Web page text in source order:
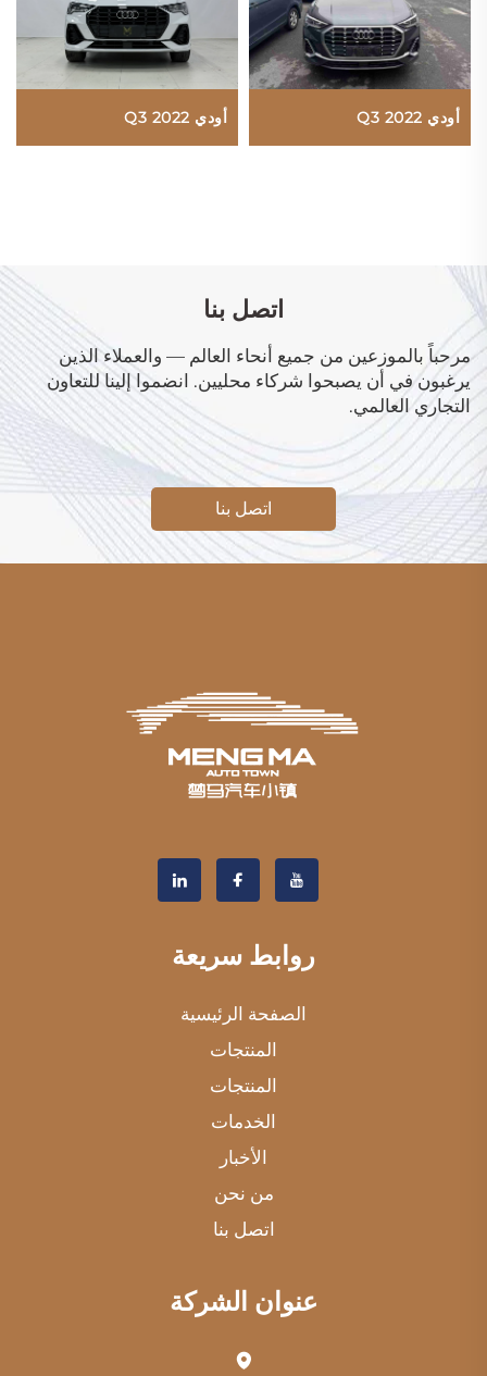
أودي Q3 2022 أودي Q3 2022
اتصل بنا
مرحباً بالموزعين من جميع أنحاء العالم — والعملاء الذين
يرغبون في أن يصبحوا شركاء محليين. انضموا إلينا للتعاون
التجاري العالمي.
اتصل بنا
روابط سريعة
الصفحة الرئيسية
المنتجات
المنتجات
الخدمات
الأخبار
من نحن
اتصل بنا
عنوان الشركة